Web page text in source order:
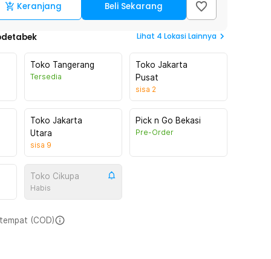
Keranjang Beli Sekarang
Lihat 4 Lokasi Lainnya
Toko Tangerang
Tersedia
Toko Jakarta
Pusat
sisa 2
Toko Jakarta
Utara
sisa 9
Pick n Go Bekasi
Pre-Order
Toko Cikupa
Habis
(COD)